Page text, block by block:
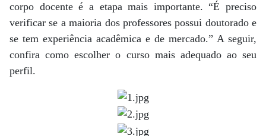
corpo docente é a etapa mais importante. “É preciso
verificar se a maioria dos professores possui doutorado e
se tem experiência acadêmica e de mercado.” A seguir,
confira como escolher o curso mais adequado ao seu
perfil.